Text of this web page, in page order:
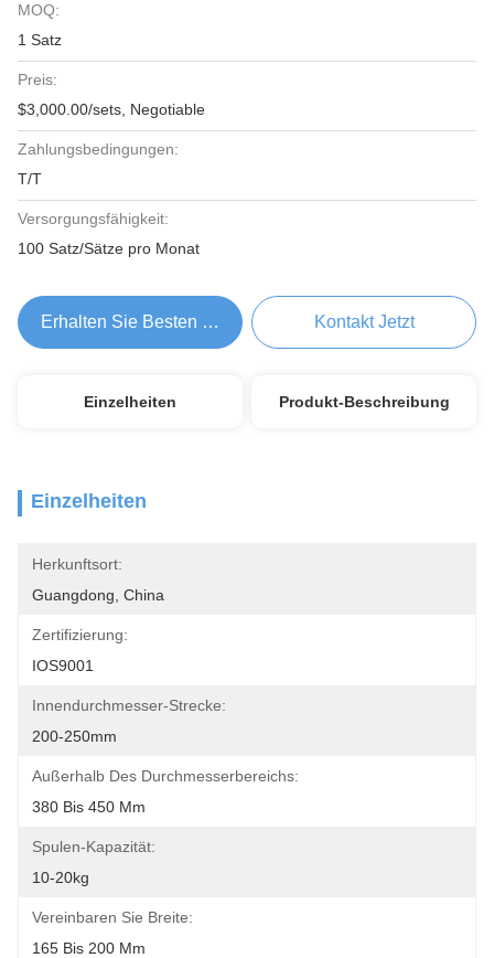
MOQ:
1 Satz
Preis:
$3,000.00/sets, Negotiable
Zahlungsbedingungen:
T/T
Versorgungsfähigkeit:
100 Satz/Sätze pro Monat
Erhalten Sie Besten Preis Kontakt Jetzt
Einzelheiten Produkt-Beschreibung
Einzelheiten
Herkunftsort:
Guangdong, China
Zertifizierung:
IOS9001
Innendurchmesser-Strecke:
200-250mm
Außerhalb Des Durchmesserbereichs:
380 Bis 450 Mm
Spulen-Kapazität:
10-20kg
Vereinbaren Sie Breite:
165 Bis 200 Mm